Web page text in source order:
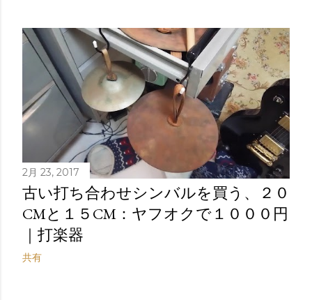
2月 23, 2017
古い打ち合わせシンバルを買う、２０
CMと１５CM：ヤフオクで１０００円
｜打楽器
共有